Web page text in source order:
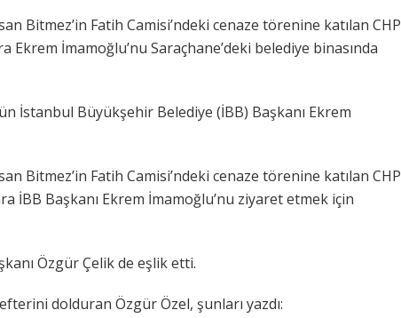
Bitmez’in Fatih Camisi’ndeki cenaze törenine katılan CHP
Ekrem İmamoğlu’nu Saraçhane’deki belediye binasında
İstanbul Büyükşehir Belediye (İBB) Başkanı Ekrem
Bitmez’in Fatih Camisi’ndeki cenaze törenine katılan CHP
İBB Başkanı Ekrem İmamoğlu’nu ziyaret etmek için
Özgür Çelik de eşlik etti.
dolduran Özgür Özel, şunları yazdı: